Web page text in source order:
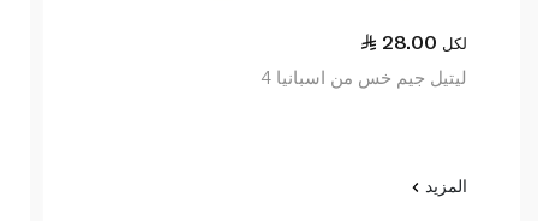
28.00 لكل
ليتيل جيم خس من اسبانيا 4
المزيد